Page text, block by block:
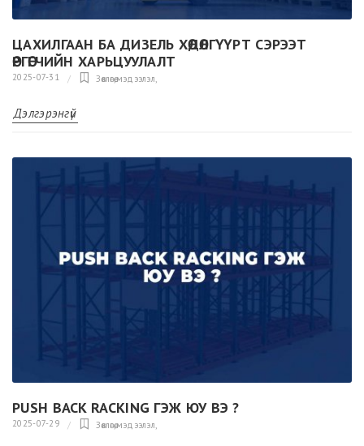
ЦАХИЛГААН БА ДИЗЕЛЬ ХӨДӨЛГҮҮРТ СЭРЭЭТ
ӨРГӨГЧИЙН ХАРЬЦУУЛАЛТ
2025-07-31 Зөвлөгөө,мэдээлэл
Дэлгэрэнгүй
PUSH BACK RACKING ГЭЖ ЮУ ВЭ ?
2025-07-29 Зөвлөгөө,мэдээлэл,